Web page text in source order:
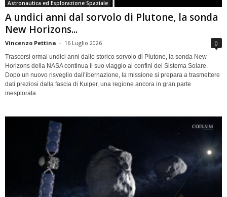
Astronautica ed Esplorazione Spaziale
A undici anni dal sorvolo di Plutone, la sonda
New Horizons...
Vincenzo Pettina - 16 Luglio 2026 0
Trascorsi ormai undici anni dallo storico sorvolo di Plutone, la sonda New
Horizons della NASA continua il suo viaggio ai confini del Sistema Solare.
Dopo un nuovo risveglio dall’ibernazione, la missione si prepara a trasmettere
dati preziosi dalla fascia di Kuiper, una regione ancora in gran parte
inesplorata